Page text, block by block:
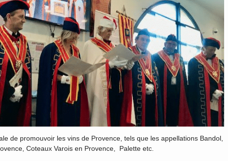
de promouvoir les vins de Provence, tels que les appellations Bandol,
Coteaux Varois en Provence, Palette etc.